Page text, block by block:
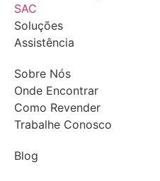
SAC
Soluções
Assistência
Sobre Nós
Onde Encontrar
Como Revender
Trabalhe Conosco
Blog